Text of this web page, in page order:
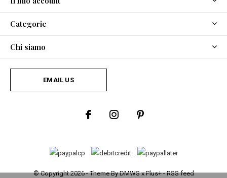
Categorie
Chi siamo
EMAIL US
© Copyright2026- Theme ByDMWSxPlus+-RSS feed